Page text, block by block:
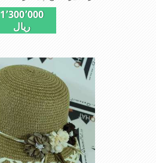
کلاه مخصوص دختربچه
است سبک ودارای لبه های
1٬300٬000
ریال